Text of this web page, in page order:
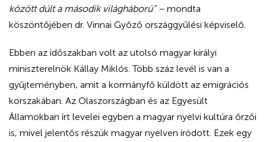
között dúlt a második világháború” – mondta
köszöntőjében dr. Vinnai Győző országgyűlési képviselő.
Ebben az időszakban volt az utolsó magyar királyi
miniszterelnök Kállay Miklós. Több száz levél is van a
gyűjteményben, amit a kormányfő küldött az emigrációs
korszakában. Az Olaszországban és az Egyesült
Államokban írt levelei egyben a magyar nyelvi kultúra őrzői
is, mivel jelentős részük magyar nyelven íródott. Ezek egy